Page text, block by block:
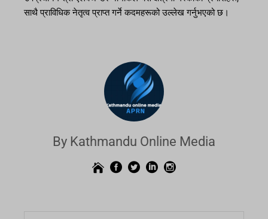
साथै प्राविधिक नेतृत्व प्राप्त गर्ने कदमहरूको उल्लेख गर्नुभएको छ।
By Kathmandu Online Media